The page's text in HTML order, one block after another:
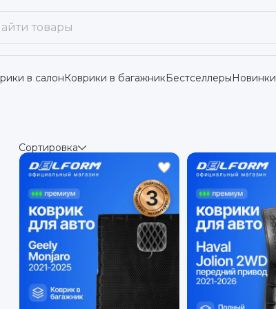
в салонКоврики в багажникБестселлерыНовинки
Сортировка